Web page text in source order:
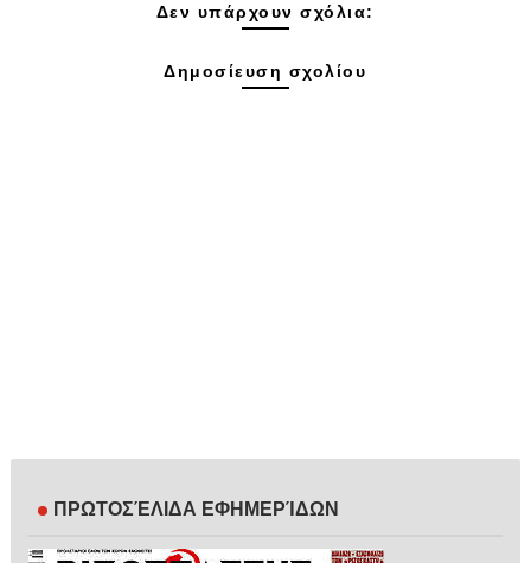
Δεν υπάρχουν σχόλια:
Δημοσίευση σχολίου
ΠΡΩΤΟΣΈΛΙΔΑ ΕΦΗΜΕΡΊΔΩΝ